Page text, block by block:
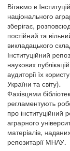
Вітаємо в
національного
зберігає,
постійний та
викладацького
Інституційний
наукових
аудиторії їх
України та світу).
Фахівцями
регламентують
про інституційний
аграрного
матеріалів,
репозитарії МНАУ.